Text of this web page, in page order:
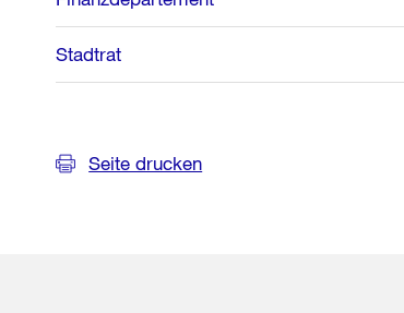
Stadtrat
Seite drucken